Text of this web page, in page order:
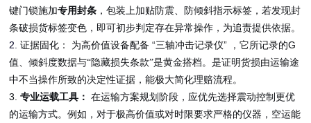
键门锁施加专用封条 ，包装上加贴防震、防倾斜指示标签，若发现封
条破损货标签变色，即可初步判定存在异常操作，为追责提供依据。
2.证据固化： 为高价值设备配备 “三轴冲击记录仪” ，它所记录的G
值、倾斜度数据与“隐藏损失条款”是黄金搭档。是证明货损由运输途
中不当操作所致的决定性证据，能极大简化理赔流程。
3.专业运载工具：
在运输方案规划阶段，应优先选择震动控制更优
的运输方式。例如，对于极高价值或对时限要求严格的仪器，空运能